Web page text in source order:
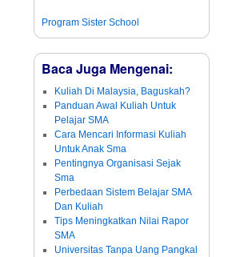
Program Sister School
Baca Juga Mengenai:
Kuliah Di Malaysia, Baguskah?
Panduan Awal Kuliah Untuk
Pelajar SMA
Cara Mencari Informasi Kuliah
Untuk Anak Sma
Pentingnya Organisasi Sejak
Sma
Perbedaan Sistem Belajar SMA
Dan Kuliah
Tips Meningkatkan Nilai Rapor
SMA
Universitas Tanpa Uang Pangkal